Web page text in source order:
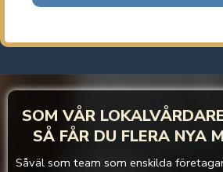
SOM VÅR
SÅ FÅR DU FLERA NYA
Såväl som team som enskilda